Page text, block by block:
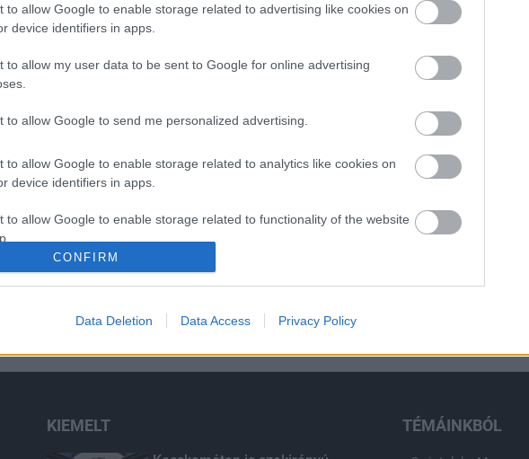
to allow Google to enable storage related to advertising like cookies on
device identifiers in apps.
to allow my user data to be sent to Google for online advertising
to allow Google to send me personalized advertising.
to allow Google to enable storage related to analytics like cookies on
device identifiers in apps.
to allow Google to enable storage related to functionality of the website
to allow Google to enable storage related to personalization.
to allow Google to enable storage related to security, including
CONFIRM
Data Deletion Data Access Privacy Policy
KIEMELT TÉMÁINKBÓL